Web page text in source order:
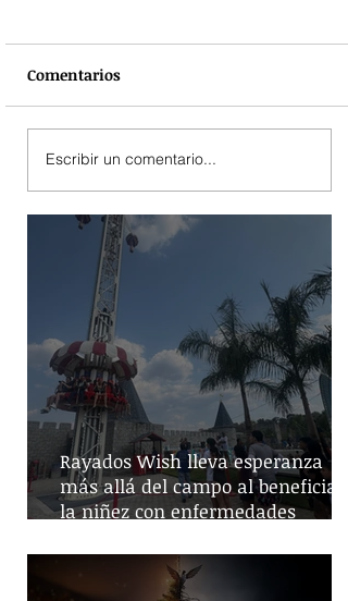
Comentarios
Escribir un comentario...
Rayados Wish lleva esperanza
más allá del campo al beneficiar a
la niñez con enfermedades